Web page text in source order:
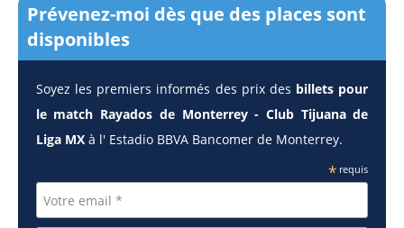
Prévenez-moi dès que des places sont
disponibles
Soyez les premiers informés des prix des billets pour
le match Rayados de Monterrey - Club Tijuana de
Liga MXà l' Estadio BBVA Bancomer de Monterrey.
* requis